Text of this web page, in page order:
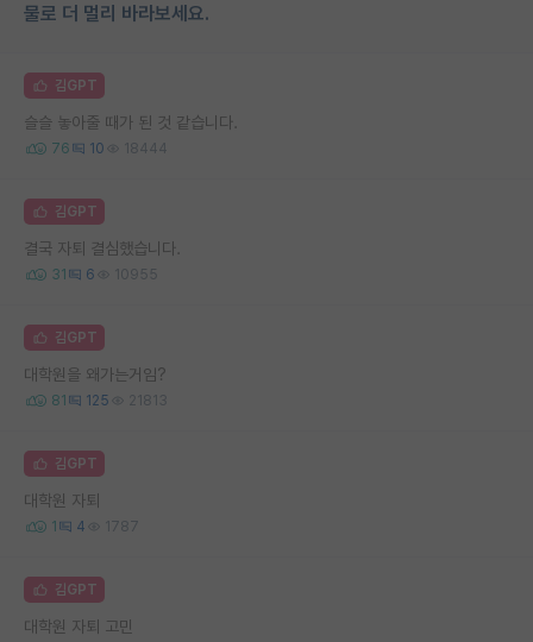
물로 더 멀리 바라보세요.
김GPT
슬슬 놓아줄 때가 된 것 같습니다.
76 10 18444
김GPT
결국 자퇴 결심했습니다.
31 6 10955
김GPT
대학원을 왜가는거임?
81 125 21813
김GPT
대학원 자퇴
1 4 1787
김GPT
대학원 자퇴 고민